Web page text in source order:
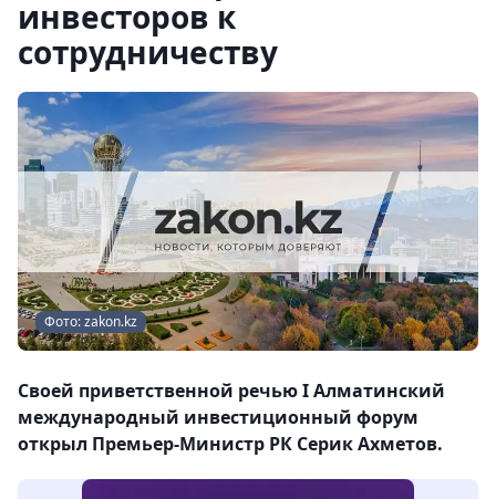
инвесторов к
сотрудничеству
Фото: zakon.kz
Своей приветственной речью I Алматинский
международный инвестиционный форум
открыл Премьер-Министр РК Серик Ахметов.